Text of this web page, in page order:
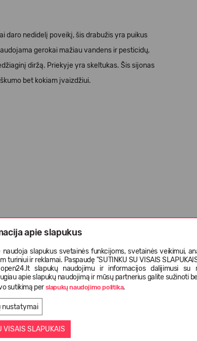
apie slapukus
naudoja slapukus svetainės funkcijoms, svetainės veikimui,
turiniui ir reklamai. Paspaudę "SUTINKU SU VISAIS
slapukų naudojimu ir informacijos dalijimusi su
apie slapukų naudojimą ir mūsų partnerius galite sužinoti
sutikimą per slapukų naudojimo politika.
nustatymai
VISAIS SLAPUKAIS
daro nedidelį poveikį, šis drabužis yra puikus
gerokai mažiau vandens ir pesticidų,
diržą. Priekyje yra skeltukas. Šis sijonas
bet kokiam įvaizdžiui.
tausojančią programą;